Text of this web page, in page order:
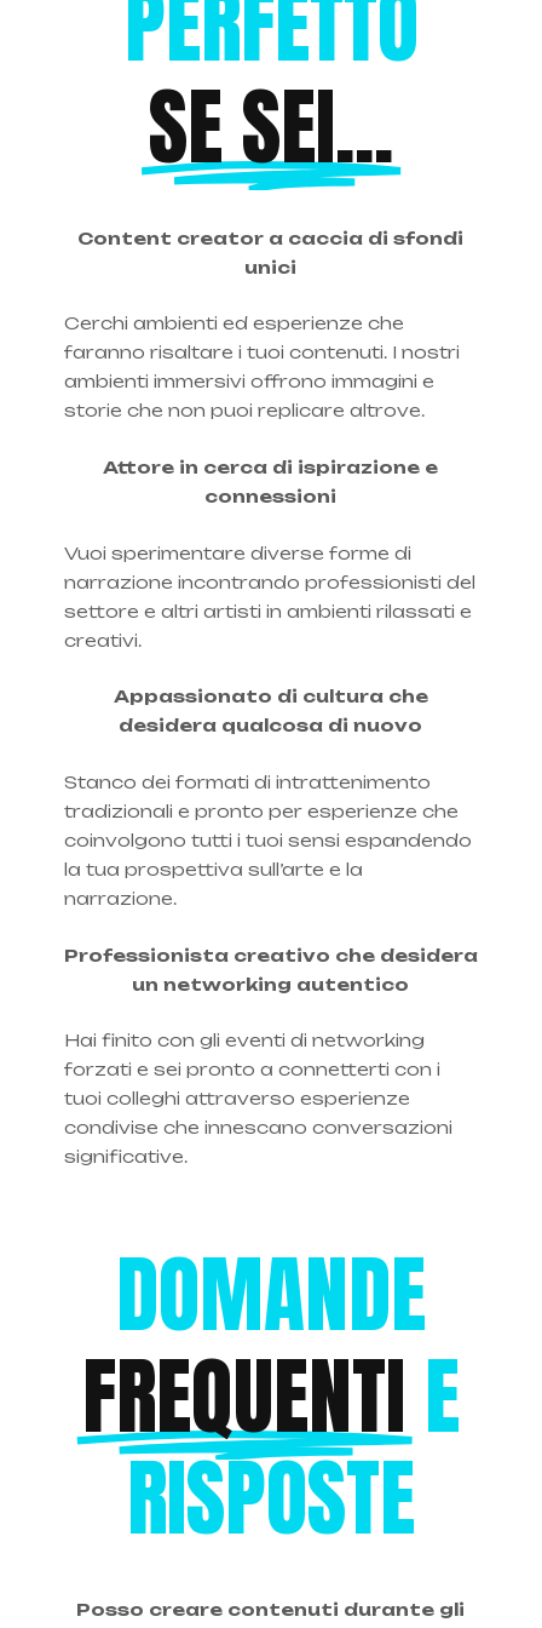
SE SEI...
Content creator a caccia di sfondi
unici
Cerchi ambienti ed esperienze che
faranno risaltare i tuoi contenuti. I nostri
ambienti immersivi offrono immagini e
storie che non puoi replicare altrove.
Attore in cerca di ispirazione e
connessioni
Vuoi sperimentare diverse forme di
narrazione incontrando professionisti del
settore e altri artisti in ambienti rilassati e
creativi.
Appassionato di cultura che
desidera qualcosa di nuovo
Stanco dei formati di intrattenimento
tradizionali e pronto per esperienze che
coinvolgono tutti i tuoi sensi espandendo
la tua prospettiva sull’arte e la
narrazione.
Professionista creativo che desidera
un networking autentico
Hai finito con gli eventi di networking
forzati e sei pronto a connetterti con i
tuoi colleghi attraverso esperienze
condivise che innescano conversazioni
significative.
DOMANDE
FREQUENTI E
RISPOSTE
Posso creare contenuti durante gli